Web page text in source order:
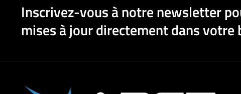
Inscrivez-vous à notre newsletter
mises à jour directement dans votre